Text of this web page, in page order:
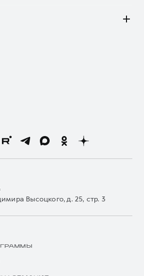
Высоцкого, д. 25, стр. 3